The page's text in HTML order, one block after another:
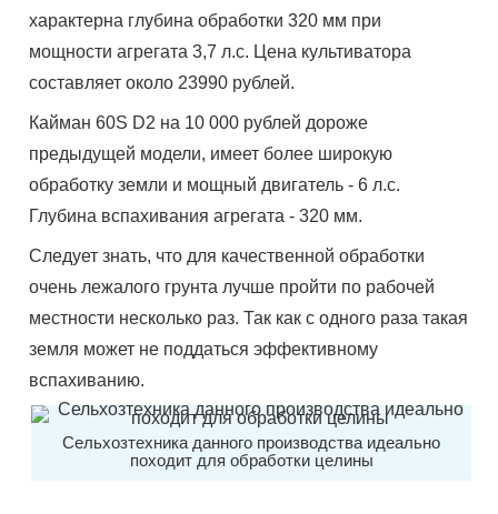
характерна глубина обработки 320 мм при
мощности агрегата 3,7 л.с. Цена культиватора
составляет около 23990 рублей.
Кайман 60S D2 на 10 000 рублей дороже
предыдущей модели, имеет более широкую
обработку земли и мощный двигатель - 6 л.с.
Глубина вспахивания агрегата - 320 мм.
Следует знать, что для качественной обработки
очень лежалого грунта лучше пройти по рабочей
местности несколько раз. Так как с одного раза такая
земля может не поддаться эффективному
вспахиванию.
Сельхозтехника данного производства идеально
походит для обработки целины